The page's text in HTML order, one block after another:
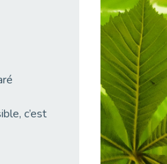
c’est